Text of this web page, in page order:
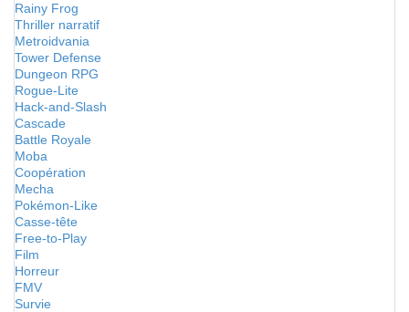
Rainy Frog
Thriller narratif
Metroidvania
Tower Defense
Dungeon RPG
Rogue-Lite
Hack-and-Slash
Cascade
Battle Royale
Moba
Coopération
Mecha
Pokémon-Like
Casse-tête
Free-to-Play
Film
Horreur
FMV
Survie